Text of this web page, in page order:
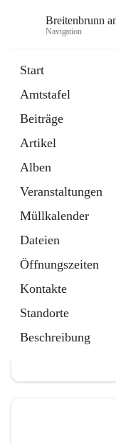
Breitenbrunn
Navigation
Start
Amtstafel
Beiträge
Artikel
Alben
Veranstaltungen
Müllkalender
Dateien
Öffnungszeiten
Kontakte
Standorte
Beschreibung
18 Schnellzugriffe
Gemeindeservice